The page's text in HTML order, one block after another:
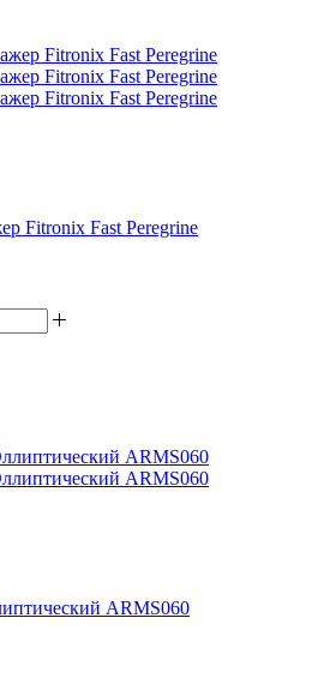
Fitronix Fast Peregrine
ARMS060